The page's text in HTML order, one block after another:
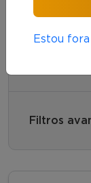
Filtros
Estou fora